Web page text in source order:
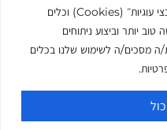
לידיעתך, באתר זה נעשה שימוש ב‑״קובצי עוגיות״ (Cookies) וכלים
יותר וביצוע ניתוחים
מסכים/ה לשימוש שלנו בכלים